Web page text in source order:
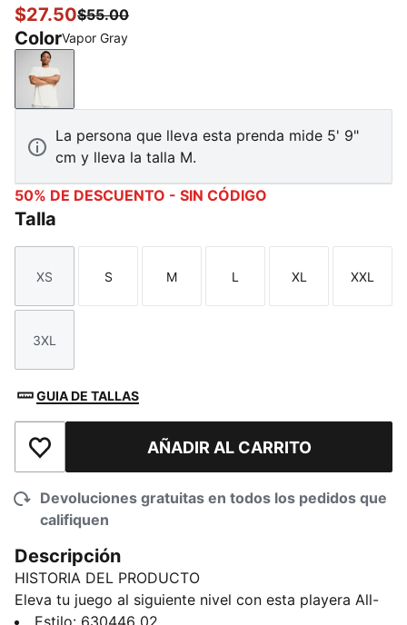
$27.50$55.00
ColorVapor Gray
Vapor Gray
La persona que lleva esta prenda mide 5' 9"
cm y lleva la talla M.
50% DE DESCUENTO - SIN CÓDIGO
Talla
Talla
XS
Talla
S
Talla
M
Talla
L
Talla
XL
Talla
XXL
Talla
3XL
GUIA DE TALLAS
Añadir a la lista de deseosAÑADIR AL CARRITO
Devoluciones gratuitas en todos los pedidos que
califiquen
Descripción
HISTORIA DEL PRODUCTO
Eleva tu juego al siguiente nivel con esta playera All-
Pro. Diseñada para el juego de alta intensidad sobre la
Estilo: 630446_02